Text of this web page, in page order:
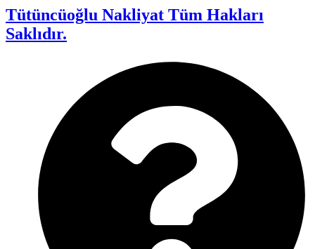
Tütüncüoğlu Nakliyat Tüm Hakları
Saklıdır.